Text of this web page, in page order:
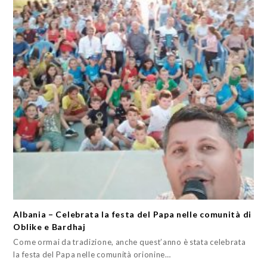
Albania – Celebrata la festa del Papa nelle comunità di
Oblike e Bardhaj
Come ormai da tradizione, anche quest’anno è stata celebrata
la festa del Papa nelle comunità orionine…